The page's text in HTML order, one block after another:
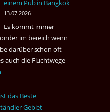
hätte
sein
können?
|
Helmut
Ham
nach
einem Pub in Bangkok
13.07.2026
Es kommt immer
im bereich wenn
darüber schon oft
auch die Fluchtwege
das Beste
Gebiet